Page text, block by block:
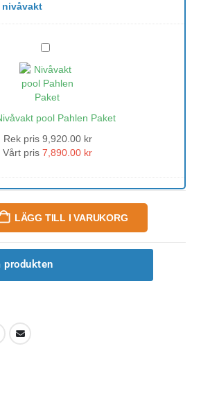
Nivåvakt
pool
Pahlen
Paket
pool Pahlen Paket
Rek pris 9,920.00 kr
Vårt pris 7,890.00 kr
LÄGG TILL I VARUKORG
produkten